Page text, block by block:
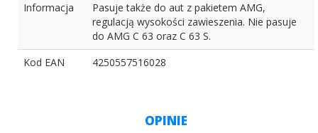
Informacja
Pasuje także do aut z pakietem AMG,
regulacją wysokości zawieszenia. Nie pasuje
do AMG C 63 oraz C 63 S.
Kod EAN
4250557516028
OPINIE